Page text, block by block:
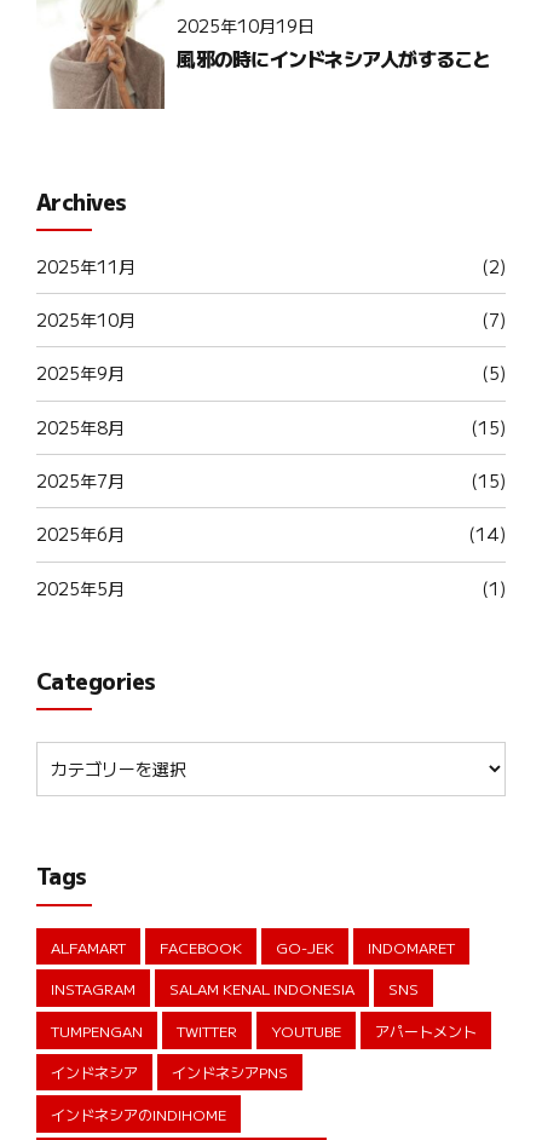
2025年10月19日
風邪の時にインドネシア人がすること
Archives
2025年11月 (2)
2025年10月 (7)
2025年9月 (5)
2025年8月 (15)
2025年7月 (15)
2025年6月 (14)
2025年5月 (1)
Categories
Tags
ALFAMART FACEBOOK GO-JEK INDOMARET
INSTAGRAM SALAM KENAL INDONESIA SNS
TUMPENGAN TWITTER YOUTUBE アパートメント
インドネシア インドネシアPNS
インドネシアのINDIHOME